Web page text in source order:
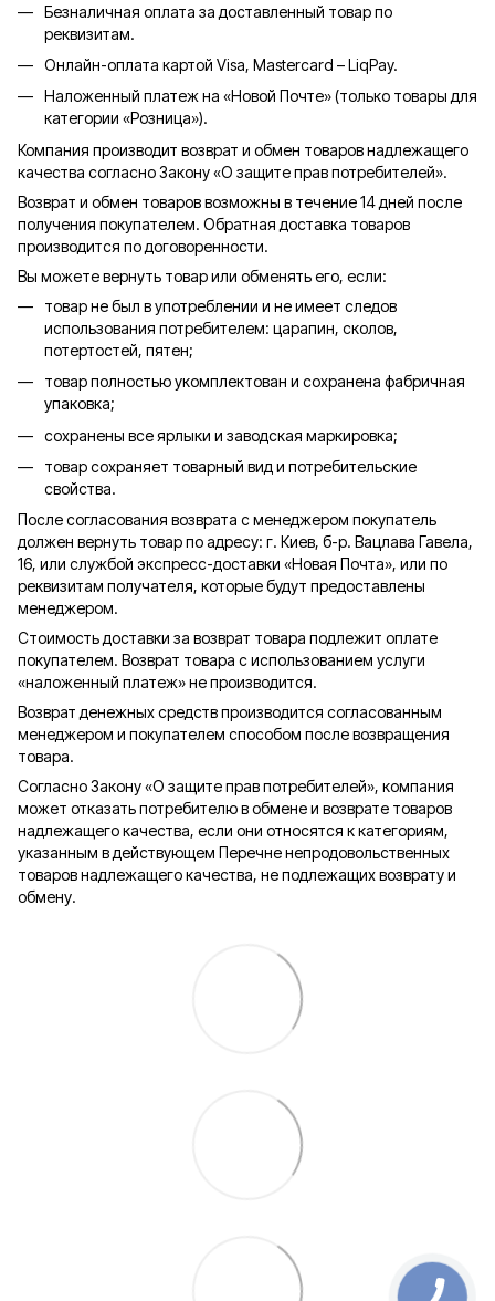
Безналичная оплата за доставленный товар по
реквизитам.
Онлайн-оплата картой Visa, Mastercard – LiqPay.
Наложенный платеж на «Новой Почте» (только товары для
категории «Розница»).
Компания производит возврат и обмен товаров надлежащего
качества согласно Закону «О защите прав потребителей».
Возврат и обмен товаров возможны в течение 14 дней после
получения покупателем. Обратная доставка товаров
производится по договоренности.
Вы можете вернуть товар или обменять его, если:
товар не был в употреблении и не имеет следов
использования потребителем: царапин, сколов,
потертостей, пятен;
товар полностью укомплектован и сохранена фабричная
упаковка;
сохранены все ярлыки и заводская маркировка;
товар сохраняет товарный вид и потребительские
свойства.
После согласования возврата с менеджером покупатель
должен вернуть товар по адресу: г. Киев, б-р. Вацлава Гавела,
16, или службой экспресс-доставки «Новая Почта», или по
реквизитам получателя, которые будут предоставлены
менеджером.
Стоимость доставки за возврат товара подлежит оплате
покупателем. Возврат товара с использованием услуги
«наложенный платеж» не производится.
Возврат денежных средств производится согласованным
менеджером и покупателем способом после возвращения
товара.
Согласно Закону «О защите прав потребителей», компания
может отказать потребителю в обмене и возврате товаров
надлежащего качества, если они относятся к категориям,
указанным в действующем Перечне непродовольственных
товаров надлежащего качества, не подлежащих возврату и
обмену.